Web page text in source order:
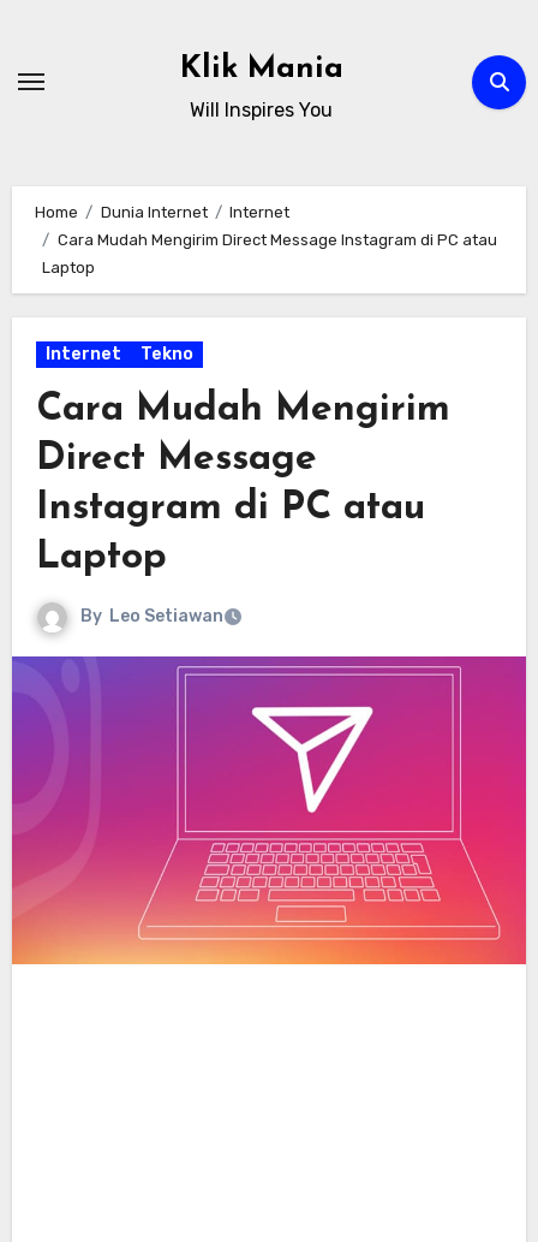
content
Klik Mania
Will Inspires You
Home Dunia Internet
Internet
Cara Mudah Mengirim Direct Message Instagram di PC atau
Laptop
Internet Tekno
Cara Mudah Mengirim
Direct Message
Instagram di PC atau
Laptop
By Leo Setiawan